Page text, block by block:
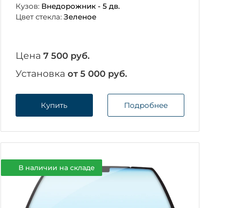
Кузов: Внедорожник - 5 дв.
Цвет стекла:Зеленое
Цена7 500 руб.
Установкаот 5 000 руб.
Купить Подробнее
В наличии на складе